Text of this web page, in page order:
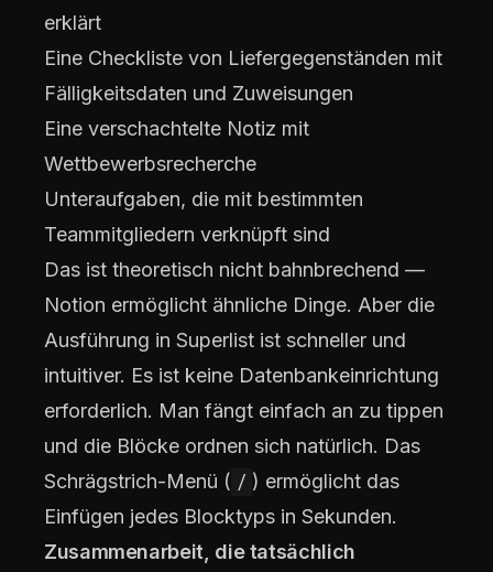
erklärt
Eine Checkliste von Liefergegenständen mit
Fälligkeitsdaten und Zuweisungen
Eine verschachtelte Notiz mit
Wettbewerbsrecherche
Unteraufgaben, die mit bestimmten
Teammitgliedern verknüpft sind
Das ist theoretisch nicht bahnbrechend —
Notion ermöglicht ähnliche Dinge. Aber die
Ausführung in Superlist ist schneller und
intuitiver. Es ist keine Datenbankeinrichtung
erforderlich. Man fängt einfach an zu tippen
und die Blöcke ordnen sich natürlich. Das
Schrägstrich-Menü ( / ) ermöglicht das
Einfügen jedes Blocktyps in Sekunden.
Zusammenarbeit, die tatsächlich